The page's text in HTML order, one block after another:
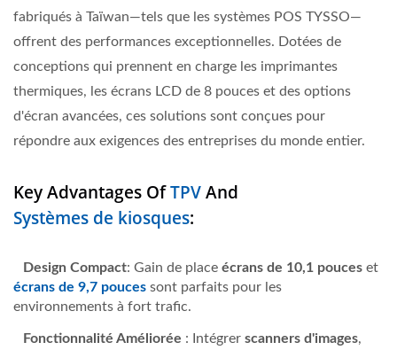
fabriqués à Taïwan—tels que les systèmes POS TYSSO—
offrent des performances exceptionnelles. Dotées de
conceptions qui prennent en charge les imprimantes
thermiques, les écrans LCD de 8 pouces et des options
d'écran avancées, ces solutions sont conçues pour
répondre aux exigences des entreprises du monde entier.
Key Advantages OfTPVAnd
Systèmes de kiosques:
Design Compact: Gain de place écrans de 10,1 pouces et
écrans de 9,7 pouces sont parfaits pour les
environnements à fort trafic.
Fonctionnalité Améliorée : Intégrer scanners d'images,